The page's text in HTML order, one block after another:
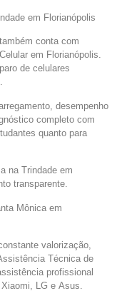
em Florianópolis
conta com
em Florianópolis.
de celulares
desempenho
completo com
quanto para
na Trindade em
transparente.
Mônica em
valorização,
Técnica de
profissional
LG e Asus.